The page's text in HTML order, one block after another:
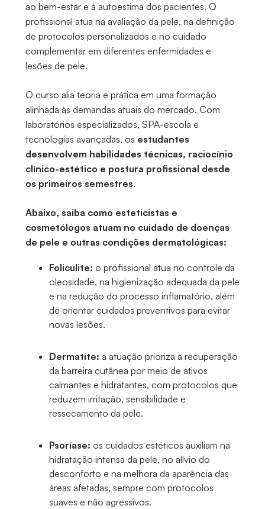
ao bem-estar e à autoestima dos pacientes. O
profissional atua na avaliação da pele, na definição
de protocolos personalizados e no cuidado
complementar em diferentes enfermidades e
lesões de pele.
O curso alia teoria e prática em uma formação
alinhada às demandas atuais do mercado. Com
laboratórios especializados, SPA-escola e
tecnologias avançadas, os estudantes
desenvolvem habilidades técnicas, raciocínio
clínico-estético e postura profissional desde
os primeiros semestres.
Abaixo, saiba como esteticistas e
cosmetólogos atuam no cuidado de doenças
de pele e outras condições dermatológicas:
Foliculite: o profissional atua no controle da
oleosidade, na higienização adequada da pele
e na redução do processo inflamatório, além
de orientar cuidados preventivos para evitar
novas lesões.
Dermatite: a atuação prioriza a recuperação
da barreira cutânea por meio de ativos
calmantes e hidratantes, com protocolos que
reduzem irritação, sensibilidade e
ressecamento da pele.
Psoríase: os cuidados estéticos auxiliam na
hidratação intensa da pele, no alívio do
desconforto e na melhora da aparência das
áreas afetadas, sempre com protocolos
suaves e não agressivos.